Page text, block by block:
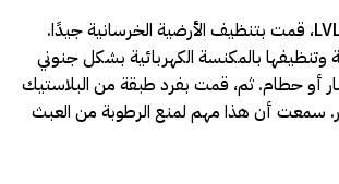
قبل وضع عوارض LVL، قمت بتنظيف الأرضية الخرسانية جيدًا.
بالمكنسة الكهربائية بشكل جنوني
أو حطام. ثم، قمت بفرد طبقة من البلاستيك
سمعت أن هذا مهم لمنع الرطوبة من العبث